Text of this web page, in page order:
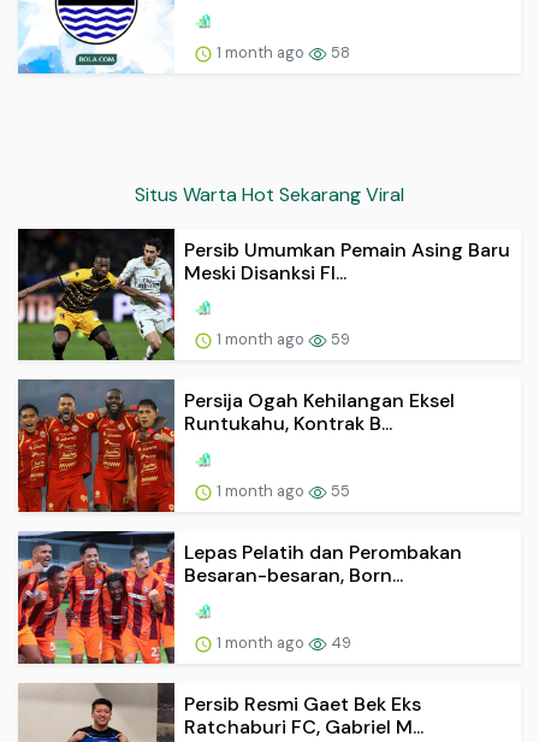
1 month ago 58
Situs Warta Hot Sekarang Viral
Persib Umumkan Pemain Asing Baru
Meski Disanksi FI...
1 month ago 59
Persija Ogah Kehilangan Eksel
Runtukahu, Kontrak B...
1 month ago 55
Lepas Pelatih dan Perombakan
Besaran-besaran, Born...
1 month ago 49
Persib Resmi Gaet Bek Eks
Ratchaburi FC, Gabriel M...